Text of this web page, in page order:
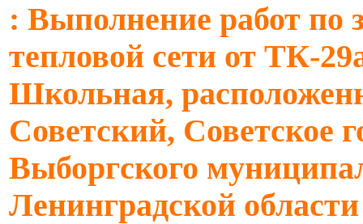
: Выполнение работ по
тепловой сети от ТК-
Школьная,
Советский, Советское
Выборгского
Ленинградской области